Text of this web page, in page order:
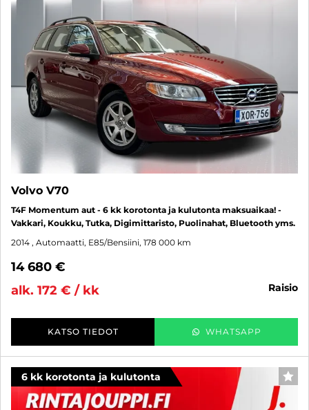
Volvo V70
T4F Momentum aut - 6 kk korotonta ja kulutonta maksuaikaa! -
Vakkari, Koukku, Tutka, Digimittaristo, Puolinahat, Bluetooth yms.
2014 , Automaatti, E85/Bensiini, 178 000 km
14 680 €
alk. 172 € / kk
raisio
KATSO TIEDOT WHATSAPP
6 kk korotonta ja kulutonta